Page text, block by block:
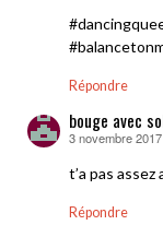
Répondre
bouge avec
dit :
3 novembre
t’a pas assez
Répondre